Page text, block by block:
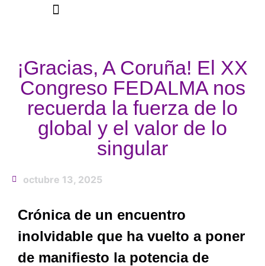
¡Gracias, A Coruña! El XX
Congreso FEDALMA nos
recuerda la fuerza de lo
global y el valor de lo
singular
octubre 13, 2025
Crónica de un encuentro
inolvidable que ha vuelto a poner
de manifiesto la potencia de